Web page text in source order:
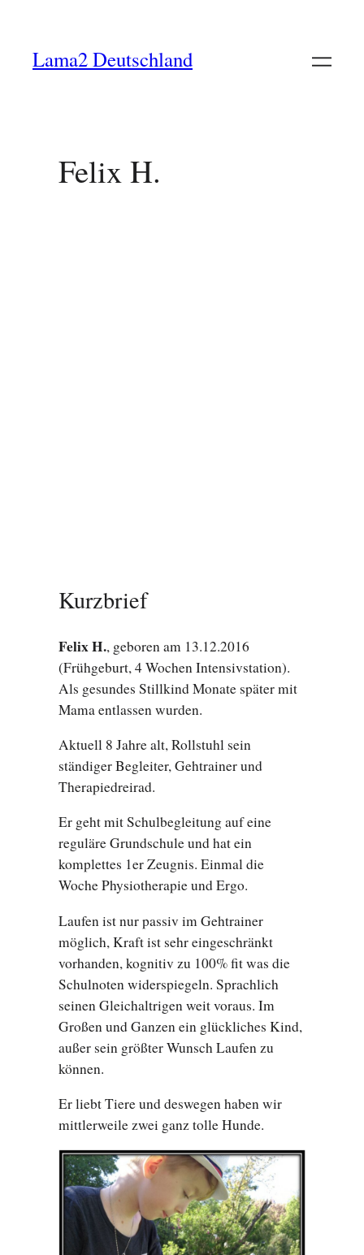
Lama2 Deutschland
Felix H.
Kurzbrief
Felix H., geboren am 13.12.2016
(Frühgeburt, 4 Wochen Intensivstation).
Als gesundes Stillkind Monate später mit
Mama entlassen wurden.
Aktuell 8 Jahre alt, Rollstuhl sein
ständiger Begleiter, Gehtrainer und
Therapiedreirad.
Er geht mit Schulbegleitung auf eine
reguläre Grundschule und hat ein
komplettes 1er Zeugnis. Einmal die
Woche Physiotherapie und Ergo.
Laufen ist nur passiv im Gehtrainer
möglich, Kraft ist sehr eingeschränkt
vorhanden, kognitiv zu 100% fit was die
Schulnoten widerspiegeln. Sprachlich
seinen Gleichaltrigen weit voraus. Im
Großen und Ganzen ein glückliches Kind,
außer sein größter Wunsch Laufen zu
können.
Er liebt Tiere und deswegen haben wir
mittlerweile zwei ganz tolle Hunde.